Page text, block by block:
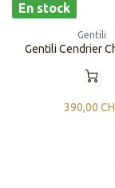
En stock
Gentili
Gentili Cendrier
390,00